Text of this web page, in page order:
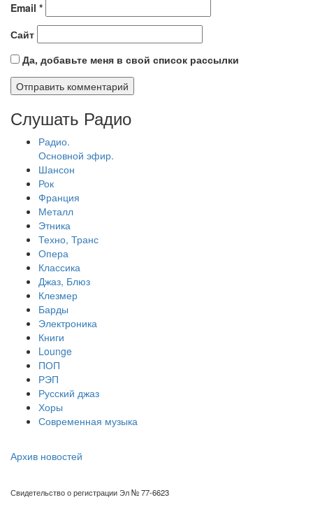
Email *
Сайт
Да, добавьте меня в свой список рассылки
Слушать Радио
Радио.
Основной эфир.
Шансон
Рок
Франция
Металл
Этника
Техно, Транс
Опера
Классика
Джаз, Блюз
Клезмер
Барды
Электроника
Книги
Lounge
ПОП
РЭП
Русский джаз
Хоры
Современная музыка
Архив новостей
Свидетельство о регистрации Эл № 77-6623